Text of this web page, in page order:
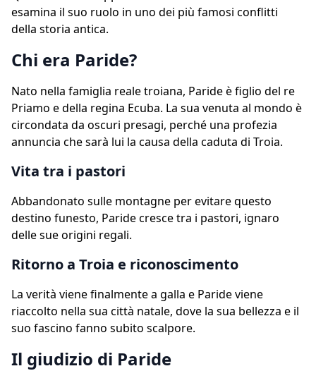
esamina il suo ruolo in uno dei più famosi conflitti
della storia antica.
Chi era Paride?
Nato nella famiglia reale troiana, Paride è figlio del re
Priamo e della regina Ecuba. La sua venuta al mondo è
circondata da oscuri presagi, perché una profezia
annuncia che sarà lui la causa della caduta di Troia.
Vita tra i pastori
Abbandonato sulle montagne per evitare questo
destino funesto, Paride cresce tra i pastori, ignaro
delle sue origini regali.
Ritorno a Troia e riconoscimento
La verità viene finalmente a galla e Paride viene
riaccolto nella sua città natale, dove la sua bellezza e il
suo fascino fanno subito scalpore.
Il giudizio di Paride